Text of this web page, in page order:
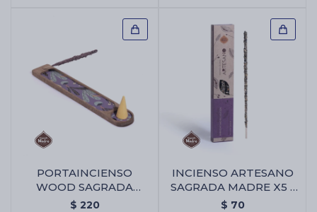
PORTAINCIENSO
WOOD SAGRADA
MADRE - Portaincienso
$ 220
INCIENSO ARTESANO
SAGRADA MADRE X5 -
Palo Santo/lavanda
$ 70